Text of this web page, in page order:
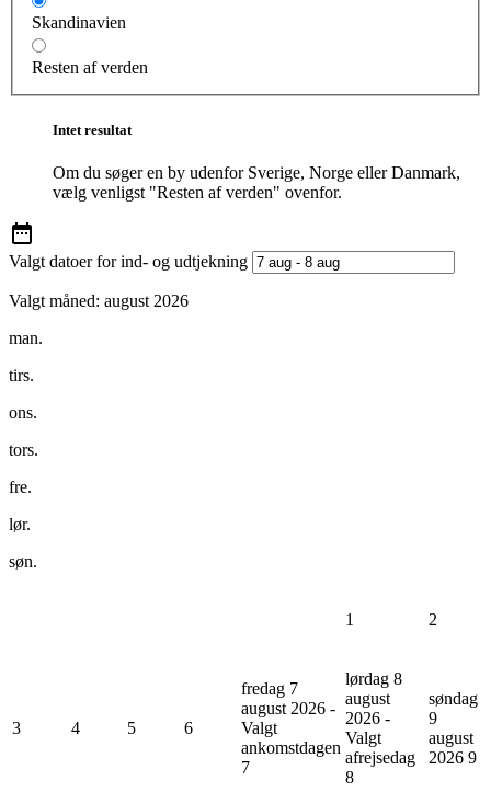
Skandinavien
Resten af verden
Intet resultat
Om du søger en by udenfor Sverige, Norge eller Danmark,
vælg venligst "Resten af verden" ovenfor.
Valgt datoer for ind- og udtjekning
Valgt måned: august 2026
man.
tirs.
ons.
tors.
fre.
lør.
søn.
1 2
3 4 5 6
fredag 7
august 2026 -
Valgt
ankomstdagen
7
lørdag 8
august
2026 -
Valgt
afrejsedag
8
søndag
9
august
2026 9